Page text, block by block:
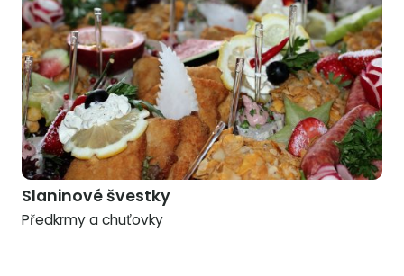
Slaninové švestky
Předkrmy a chuťovky